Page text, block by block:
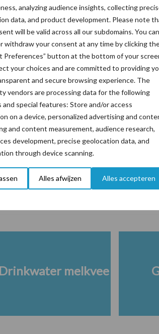
analyzing audience insights, collecting
data, and product development. Please note
will be valid across all our subdomains. You can
withdraw your consent at any time by clicking
Preferences” button at the bottom of your
your choices and are committed to providing
and secure browsing experience. The
vendors are processing data for the following
and special features: Store and/or access
on a device, personalized advertising and
and content measurement, audience research,
development, precise geolocation data, and
through device scanning.
Alles afwijzen Alles accepteren
een vaak onderschatte
voor mastitis
Veevoer Wet en
Drinkwater melkvee